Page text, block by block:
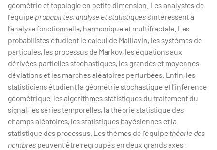
géométrie et topologie en petite dimension. Les analystes de
l’équipe probabilités, analyse et statistiquess’intéressent à
l’analyse fonctionnelle, harmonique et multifractale. Les
probabilistes étudient le calcul de Malliavin, les systèmes de
particules, les processus de Markov, les équations aux
dérivées partielles stochastiques, les grandes et moyennes
déviations et les marches aléatoires perturbées. Enfin, les
statisticiens étudient la géométrie stochastique et l’inférence
géométrique, les algorithmes statistiques du traitement du
signal, les séries temporelles, la théorie statistique des
champs aléatoires, les statistiques bayésiennes et la
statistique des processus. Les thèmes de l’équipe théorie des
nombres peuvent être regroupés en deux grands axes :